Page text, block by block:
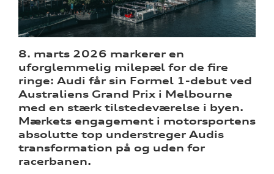
8. marts 2026 markerer en
uforglemmelig milepæl for de fire
ringe: Audi får sin Formel 1-debut ved
Australiens Grand Prix i Melbourne
med en stærk tilstedeværelse i byen.
Mærkets engagement i motorsportens
absolutte top understreger Audis
transformation på og uden for
racerbanen.